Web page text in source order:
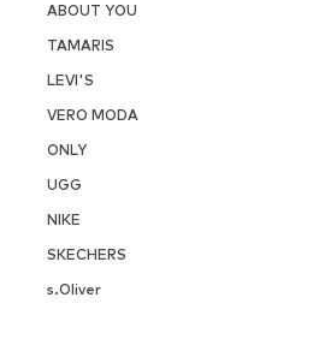
ABOUT YOU
TAMARIS
LEVI'S
VERO MODA
ONLY
UGG
NIKE
SKECHERS
s.Oliver